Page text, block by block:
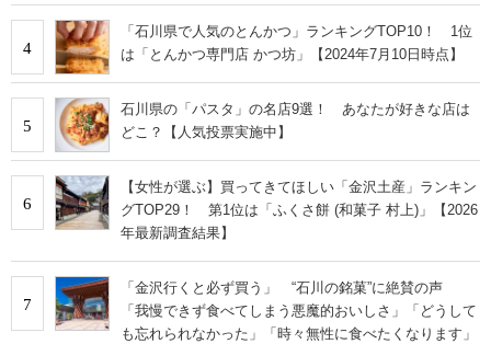
4
「石川県で人気のとんかつ」ランキングTOP10！ 1位
は「とんかつ専門店 かつ坊」【2024年7月10日時点】
5
石川県の「パスタ」の名店9選！ あなたが好きな店は
どこ？【人気投票実施中】
6
【女性が選ぶ】買ってきてほしい「金沢土産」ランキン
グTOP29！ 第1位は「ふくさ餅 (和菓子 村上)」【2026
年最新調査結果】
7
「金沢行くと必ず買う」 “石川の銘菓”に絶賛の声
「我慢できず食べてしまう悪魔的おいしさ」「どうして
も忘れられなかった」「時々無性に食べたくなります」